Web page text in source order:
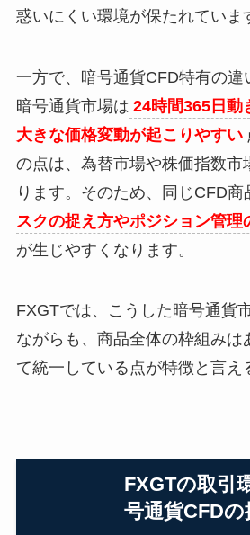
惑いにくい環境が保たれていま
一方で、暗号通貨CFD特有の違
暗号通貨市場は 24時間365日動
大きな価格変動が起こりやすい
の点は、為替市場や株価指数市
ります。そのため、同じCFD商
スクの捉え方やポジション管理
が生じやすくなります。
FXGTでは、こうした暗号通貨
ながらも、商品全体の枠組みは
て統一している点が特徴と言え
FXGTの取引
号通貨CFD